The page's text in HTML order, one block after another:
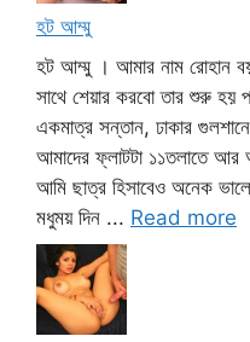
হট আম্মু
হট আম্মু । আমার নাম রোহান
সাথে শেয়ার করবো তার শুরু হয়
একমাত্র সন্তান, ঢাকার
আমাদের ফ্লাটটা ১১তলাতে আর
আমি ছাত্র হিসাবেও অনেক
মধুময় দিন ... Read more